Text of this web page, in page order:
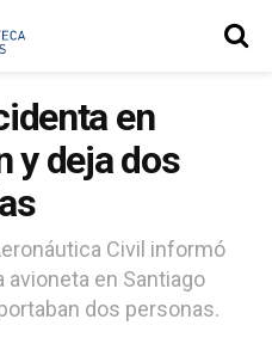
en
y deja dos
Civil informó
en Santiago
dos personas.